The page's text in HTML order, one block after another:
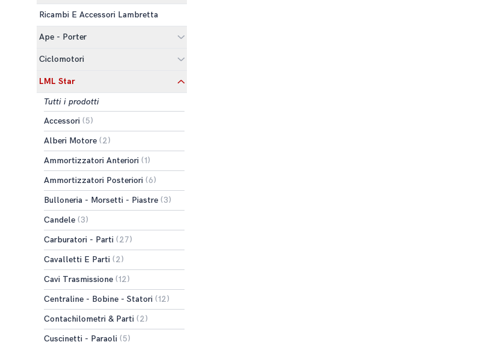
Ricambi E Accessori Lambretta
Ape - Porter
Ciclomotori
LML Star
Tutti i prodotti
Accessori(5)
Alberi Motore(2)
Ammortizzatori Anteriori(1)
Ammortizzatori Posteriori(6)
Bulloneria - Morsetti - Piastre(3)
Candele(3)
Carburatori - Parti(27)
Cavalletti E Parti(2)
Cavi Trasmissione(12)
Centraline - Bobine - Statori(12)
Contachilometri & Parti(2)
Cuscinetti - Paraoli(5)